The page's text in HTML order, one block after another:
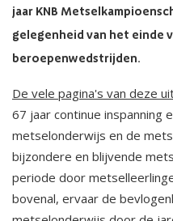
jaar KNB
gelegenheid van het einde
beroepenwedstrijden.
De vele pagina's van deze
67 jaar continue inspanning
metselonderwijs en de
bijzondere en blijvende
periode door
bovenal, ervaar de